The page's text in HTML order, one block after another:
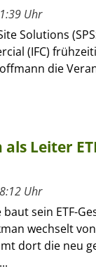
Uhr
Solutions
(IFC)
die
Leiter
Uhr
baut sein ETF-
wechselt
dort die neu